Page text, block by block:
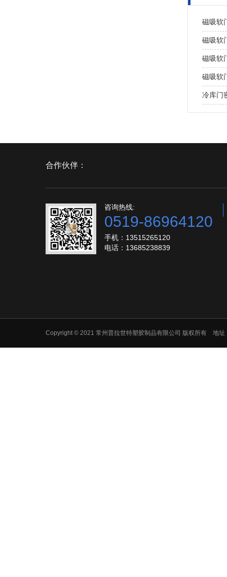
磁吸软
磁吸软
磁吸软
磁吸软
冷库门
合作伙伴：
咨询热线:
0519-86964120
手机：13515265120
电话：13685238839
Copyright © 2021 常州普拉世特塑胶制品有限公司 版权所有 地